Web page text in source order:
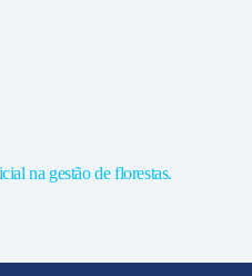
na gestão de florestas.